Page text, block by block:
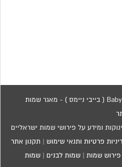
כל הזכויות שמורות 2015 Baby Names ( בייבי ניימס ) - מאגר שמות
ומידע על פירושי שמות ישראליים
פרטיות ותנאי שימוש תקנון אתר
פירוש שמות |שמות לבנים |שמות